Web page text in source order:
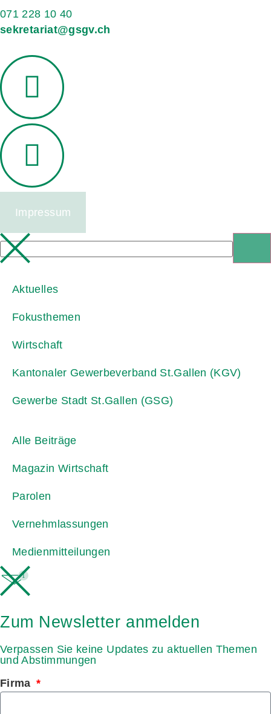
071 228 10 40
sekretariat@gsgv.ch
Impressum
Aktuelles
Fokusthemen
Wirtschaft
Kantonaler Gewerbeverband St.Gallen (KGV)
Gewerbe Stadt St.Gallen (GSG)
Alle Beiträge
Magazin Wirtschaft
Parolen
Vernehmlassungen
Medienmitteilungen
1
Zum Newsletter anmelden
Verpassen Sie keine Updates zu aktuellen Themen
und Abstimmungen
Firma